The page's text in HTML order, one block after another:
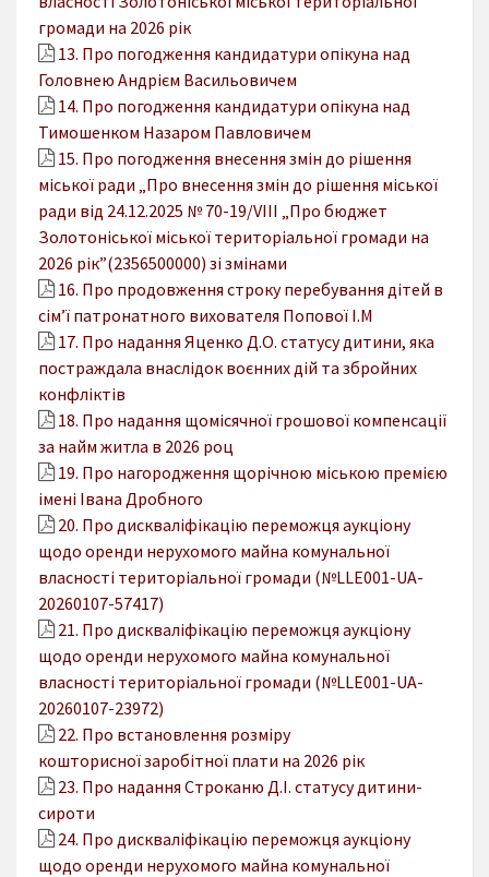
громади на 2026 рік
13. Про погодження кандидатури опікуна над
Головнею Андрієм Васильовичем
14. Про погодження кандидатури опікуна над
Тимошенком Назаром Павловичем
15. Про погодження внесення змін до рішення
міської ради „Про внесення змін до рішення міської
ради від 24.12.2025 № 70-19/VIІI „Про бюджет
Золотоніської міської територіальної громади на
2026 рік”(2356500000) зі змінами
16. Про продовження строку перебування дітей в
сім’ї патронатного вихователя Попової І.М
17. Про надання Яценко Д.О. статусу дитини, яка
постраждала внаслідок воєнних дій та збройних
конфліктів
18. Про надання щомісячної грошової компенсації
за найм житла в 2026 роц
19. Про нагородження щорічною міською премією
імені Івана Дробного
20. Про дискваліфікацію переможця аукціону
щодо оренди нерухомого майна комунальної
власності територіальної громади (№LLE001-UA-
20260107-57417)
21. Про дискваліфікацію переможця аукціону
щодо оренди нерухомого майна комунальної
власності територіальної громади (№LLE001-UA-
20260107-23972)
22. Про встановлення розміру
кошторисної заробітної плати на 2026 рік
23. Про надання Строканю Д.І. статусу дитини-
сироти
24. Про дискваліфікацію переможця аукціону
щодо оренди нерухомого майна комунальної